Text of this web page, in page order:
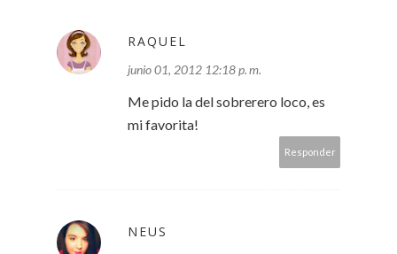
RAQUEL
junio 01, 2012 12:18 p. m.
Me pido la del sobrerero loco, es
mi favorita!
Responder
NEUS